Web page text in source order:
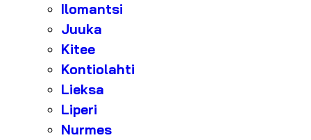
Ilomantsi
Juuka
Kitee
Kontiolahti
Lieksa
Liperi
Nurmes